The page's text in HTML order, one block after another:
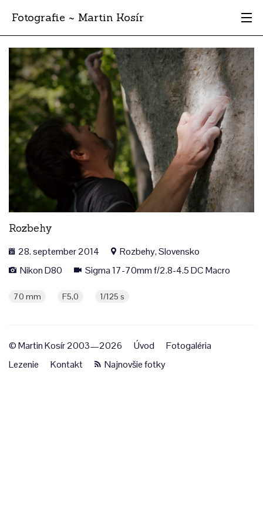
Fotografie ~ Martin Kosír
Moje obľúbené
Albumy
Miesta
Archív
Vyhľadávanie
Rozbehy
28. september 2014
Rozbehy, Slovensko
Nikon D80
Sigma 17-70mm f/2.8-4.5 DC Macro
70 mm F5,0 1/125 s
© Martin Kosír 2003—2026 Úvod
Fotogaléria
Lezenie
Kontakt Najnovšie fotky